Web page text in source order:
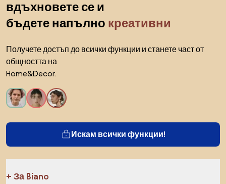
вдъхновете се и
бъдете напълно креативни
Получете достъп до всички функции и станете част от
общността на
Home&Decor.
Искам всички функции!
За Biano